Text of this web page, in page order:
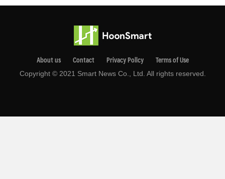
About us Contact Privacy Pollcy Terms of Use
Copyright © 2021 Smart News Co., Ltd. All rights reserved.